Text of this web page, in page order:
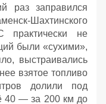
раз заправился
не
были «сухими»,
выстраивались
взятое топливо
долили под
40 — за 200 км до